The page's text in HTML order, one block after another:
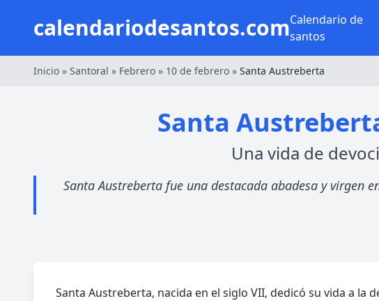
calendariodesantos.comCalendario de
santos
Inicio » Santoral » Febrero » 10 de febrero » Santa Austreberta
Santa
Una vida de
Santa Austreberta fue una destacada abadesa y virgen
Santa Austreberta, nacida en el siglo VII, dedicó su vida a la